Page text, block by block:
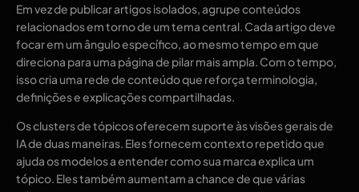
Em vez de publicar artigos isolados, agrupe conteúdos
relacionados em torno de um tema central. Cada artigo deve
focar em um ângulo específico, ao mesmo tempo em que
direciona para uma página de pilar mais ampla. Com o tempo,
isso cria uma rede de conteúdo que reforça terminologia,
definições e explicações compartilhadas.
Os clusters de tópicos oferecem suporte às visões gerais de
IA de duas maneiras. Eles fornecem contexto repetido que
ajuda os modelos a entender como sua marca explica um
tópico. Eles também aumentam a chance de que várias